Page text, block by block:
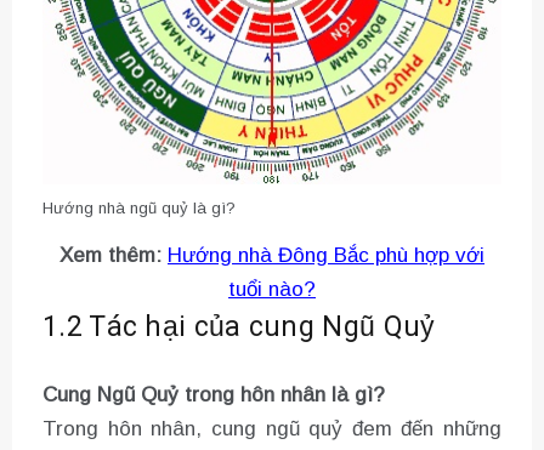
Hướng nhà ngũ quỷ là gì?
Xem thêm: Hướng nhà Đông Bắc phù hợp với
tuổi nào?
1.2 Tác hại của cung Ngũ Quỷ
Cung Ngũ Quỷ trong hôn nhân là gì?
Trong hôn nhân, cung ngũ quỷ đem đến những